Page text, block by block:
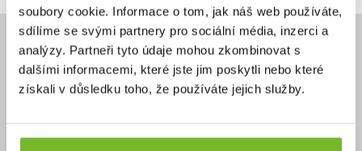
soubory cookie. Informace o tom, jak náš web používáte,
sdílíme se svými partnery pro sociální média, inzerci a
analýzy. Partneři tyto údaje mohou zkombinovat s
dalšími informacemi, které jste jim poskytli nebo které
získali v důsledku toho, že používáte jejich služby.